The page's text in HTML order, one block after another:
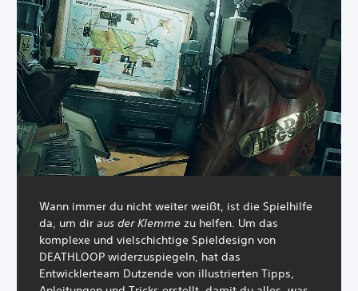
Wann immer du nicht weiter weißt, ist die Spielhilfe
da, um dir aus der Klemme zu helfen. Um das
komplexe und vielschichtige Spieldesign von
DEATHLOOP widerzuspiegeln, hat das
Entwicklerteam Dutzende von illustrierten Tipps,